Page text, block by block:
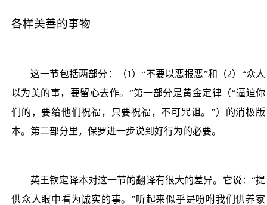
各样美善的事物
这一节包括两部分：（1 ）“不要以恶报恶”和（2）“众人
以为美的事，要留心去作。”第一部分是黄金定律（“逼迫你
们的，要给他们祝福，只要祝福，不可咒诅。”）的消极版
本。第二部分里，保罗进一步说到好行为的必要。
英王钦定译本对这一节的翻译有很大的差异。它说：“提
供众人眼中看为诚实的事。”听起来似乎是吩咐我们供养家